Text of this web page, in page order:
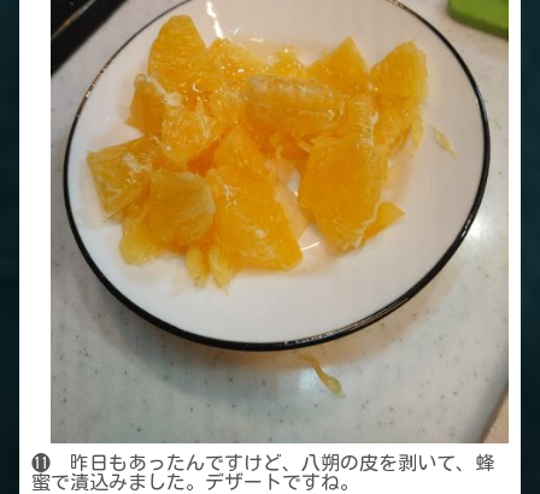
⓫ 昨日もあったんですけど、八朔の皮を剥いて、蜂
蜜で漬込みました。デザートですね。